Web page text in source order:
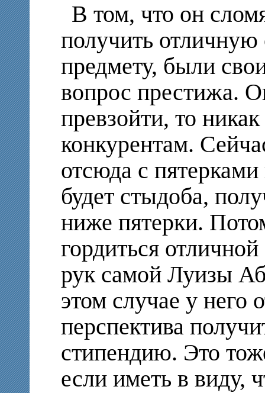
В том, что он
получить отличную
предмету, были
вопрос престижа.
превзойти, то
конкурентам.
отсюда с
будет стыдоба,
ниже пятерки.
гордиться
рук самой Луизы
этом случае у него
перспектива
стипендию. Это
если иметь в виду,